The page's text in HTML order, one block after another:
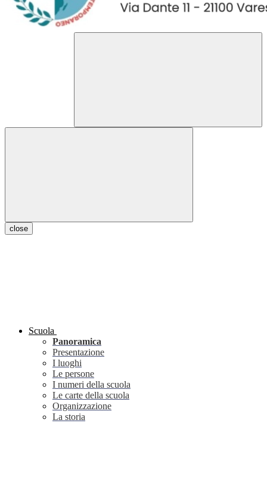
close
Scuola
Panoramica
Presentazione
I luoghi
Le persone
I numeri della scuola
Le carte della scuola
Organizzazione
La storia